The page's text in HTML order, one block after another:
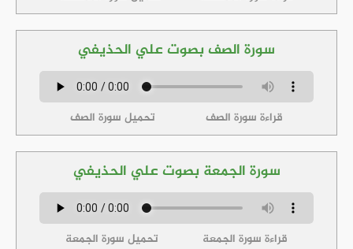
سورة الصف بصوت علي الحذيفي
قراءة سورة الصف تحميل سورة الصف
سورة الجمعة بصوت علي الحذيفي
قراءة سورة الجمعة تحميل سورة الجمعة